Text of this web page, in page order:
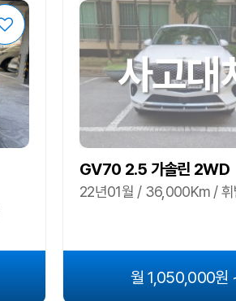
사고대
GV70 2.5 가솔린 2WD
22년01월 / 36,000Km / 휘
월 1,050,000원